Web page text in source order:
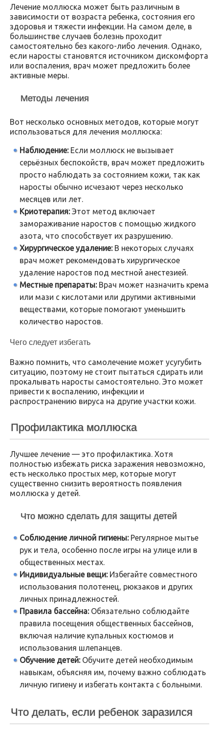
Лечение моллюска может быть различным в
зависимости от возраста ребенка, состояния его
здоровья и тяжести инфекции. На самом деле, в
большинстве случаев болезнь проходит
самостоятельно без какого-либо лечения. Однако,
если наросты становятся источником дискомфорта
или воспаления, врач может предложить более
активные меры.
Методы лечения
Вот несколько основных методов, которые могут
использоваться для лечения моллюска:
Наблюдение:Если моллюск не вызывает
серьёзных беспокойств, врач может предложить
просто наблюдать за состоянием кожи, так как
наросты обычно исчезают через несколько
месяцев или лет.
Криотерапия:Этот метод включает
замораживание наростов с помощью жидкого
азота, что способствует их разрушению.
Хирургическое удаление:В некоторых случаях
врач может рекомендовать хирургическое
удаление наростов под местной анестезией.
Местные препараты:Врач может назначить крема
или мази с кислотами или другими активными
веществами, которые помогают уменьшить
количество наростов.
Чего следует избегать
Важно помнить, что самолечение может усугубить
ситуацию, поэтому не стоит пытаться сдирать или
прокалывать наросты самостоятельно. Это может
привести к воспалению, инфекции и
распространению вируса на другие участки кожи.
Профилактика моллюска
Лучшее лечение — это профилактика. Хотя
полностью избежать риска заражения невозможно,
есть несколько простых мер, которые могут
существенно снизить вероятность появления
моллюска у детей.
Что можно сделать для защиты детей
Соблюдение личной гигиены:Регулярное мытье
рук и тела, особенно после игры на улице или в
общественных местах.
Индивидуальные вещи:Избегайте совместного
использования полотенец, рюкзаков и других
личных принадлежностей.
Правила бассейна:Обязательно соблюдайте
правила посещения общественных бассейнов,
включая наличие купальных костюмов и
использования шлепанцев.
Обучение детей:Обучите детей необходимым
навыкам, объясняя им, почему важно соблюдать
личную гигиену и избегать контакта с больными.
Что делать, если ребенок заразился